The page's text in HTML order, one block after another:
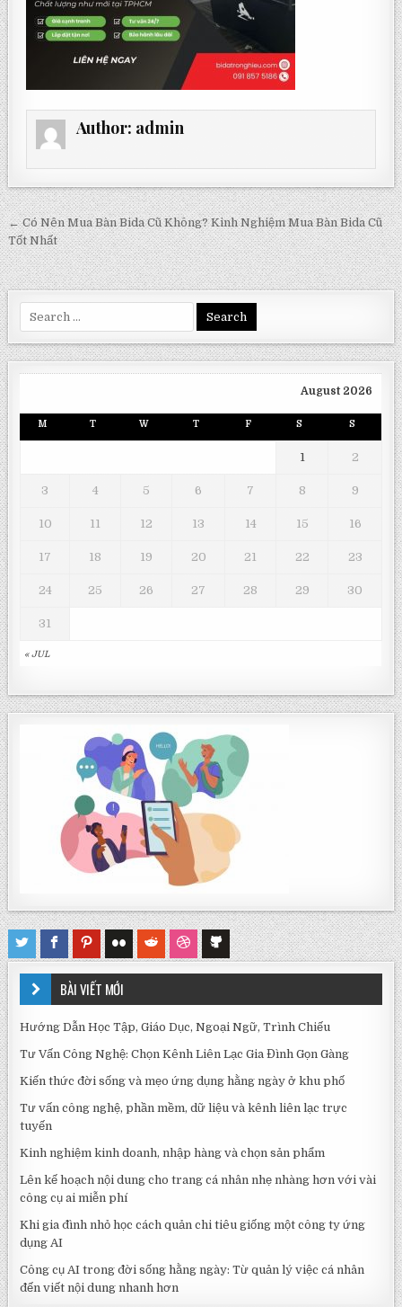
Author: admin
Post
navigation
← Có Nên Mua Bàn Bida Cũ Không? Kinh Nghiệm Mua Bàn Bida Cũ
Tốt Nhất
August 2026
M T W T F S S
« JUL
1 2
3 4 5 6 7 8 9
10 11 12 13 14 15 16
17 18 19 20 21 22 23
24 25 26 27 28 29 30
31
BÀI VIẾT MỚI
Hướng Dẫn Học Tập, Giáo Dục, Ngoại Ngữ, Trình Chiếu
Tư Vấn Công Nghệ: Chọn Kênh Liên Lạc Gia Đình Gọn Gàng
Kiến thức đời sống và mẹo ứng dụng hằng ngày ở khu phố
Tư vấn công nghệ, phần mềm, dữ liệu và kênh liên lạc trực
tuyến
Kinh nghiệm kinh doanh, nhập hàng và chọn sản phẩm
Lên kế hoạch nội dung cho trang cá nhân nhẹ nhàng hơn với vài
công cụ ai miễn phí
Khi gia đình nhỏ học cách quản chi tiêu giống một công ty ứng
dụng AI
Công cụ AI trong đời sống hằng ngày: Từ quản lý việc cá nhân
đến viết nội dung nhanh hơn